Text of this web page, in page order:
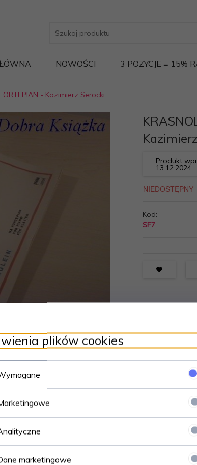
NOWOŚCI 3 POZYCJE = 15%
- Kazimierz Serocki
Produkt
13.12.2024.
Kod:
SF7
plików cookies
marketingowe